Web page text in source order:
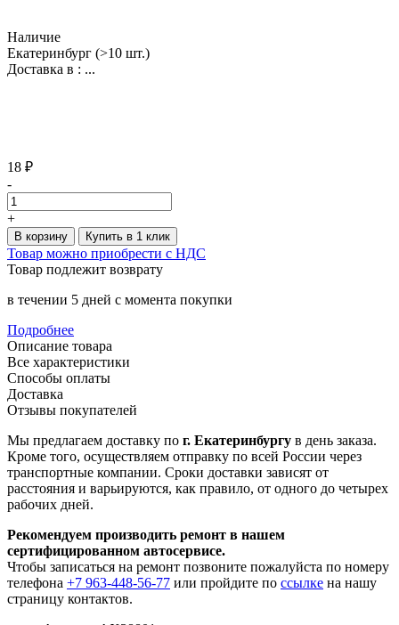
Наличие
Екатеринбург (>10 шт.)
Доставка в : ...
18 ₽
-
+
В корзину Купить в 1 клик
Товар можно приобрести с НДС
Товар подлежит возврату
в течении 5 дней с момента покупки
Подробнее
Описание товара
Все характеристики
Способы оплаты
Доставка
Отзывы покупателей
Мы предлагаем доставку по г. Екатеринбургу в день заказа.
Кроме того, осуществляем отправку по всей России через
транспортные компании. Сроки доставки зависят от
расстояния и варьируются, как правило, от одного до четырех
рабочих дней.
Рекомендуем производить ремонт в нашем
сертифицированном автосервисе.
Чтобы записаться на ремонт позвоните пожалуйста по номеру
телефона +7 963-448-56-77 или пройдите по ссылке на нашу
страницу контактов.